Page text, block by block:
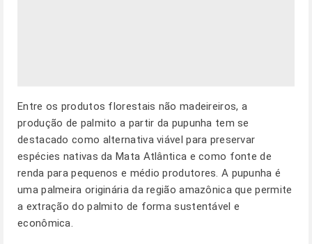
Entre os produtos florestais não madeireiros, a
produção de palmito a partir da pupunha tem se
destacado como alternativa viável para preservar
espécies nativas da Mata Atlântica e como fonte de
renda para pequenos e médio produtores. A pupunha é
uma palmeira originária da região amazônica que permite
a extração do palmito de forma sustentável e
econômica.